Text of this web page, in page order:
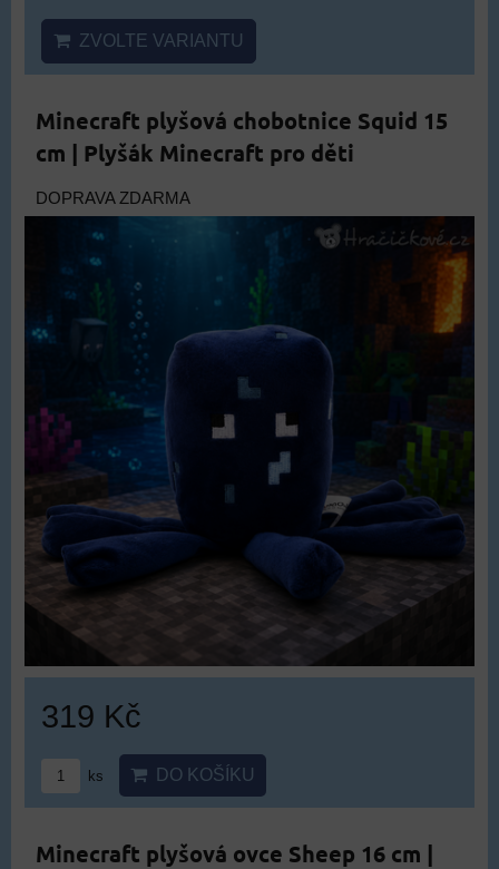
ZVOLTE VARIANTU
Minecraft plyšová chobotnice Squid 15
cm | Plyšák Minecraft pro děti
DOPRAVA ZDARMA
319 Kč
ks DO KOŠÍKU
Minecraft plyšová ovce Sheep 16 cm |